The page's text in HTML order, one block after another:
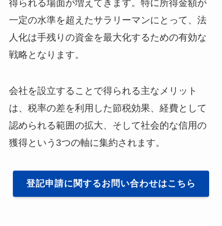
得られる場面が増えてきます。特に所得金額が
一定の水準を超えたサラリーマンにとって、法
人化は手残りの資金を最大化するための有効な
戦略となります。
会社を設立することで得られる主なメリット
は、税率の差を利用した節税効果、経費として
認められる範囲の拡大、そして社会的な信用の
獲得という3つの軸に集約されます。
登記申請に関するお問い合わせはこちら